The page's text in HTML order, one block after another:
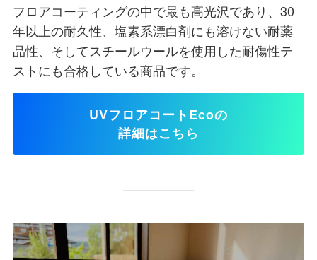
フロアコーティングの中で最も高光沢であり、30
年以上の耐久性、塩素系漂白剤にも溶けない耐薬
品性、そしてスチールウールを使用した耐傷性テ
ストにも合格している商品です。
UVフロアコートEcoの
詳細はこちら